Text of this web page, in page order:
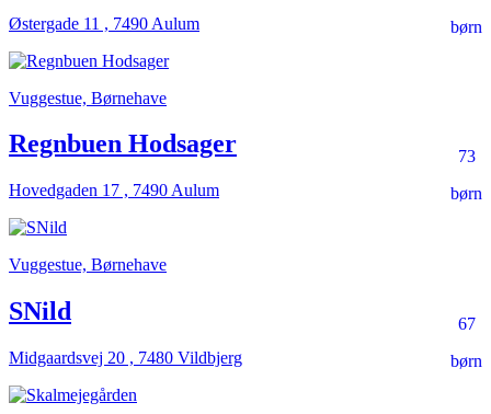
børn
Østergade 11 , 7490 Aulum
Vuggestue, Børnehave
73
børn
Regnbuen Hodsager
Hovedgaden 17 , 7490 Aulum
Vuggestue, Børnehave
67
børn
SNild
Midgaardsvej 20 , 7480 Vildbjerg